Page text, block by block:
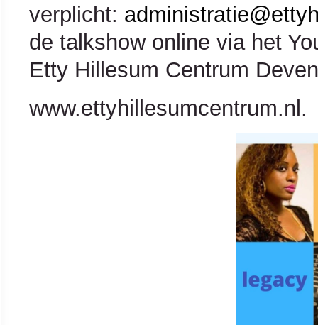
verplicht:
de talkshow online via het
Etty Hillesum Centrum
www.ettyhillesumcentrum.nl.